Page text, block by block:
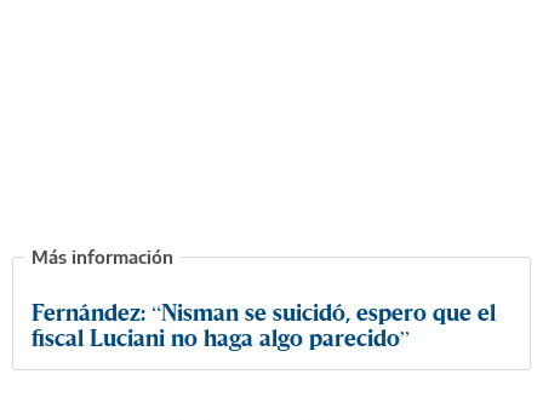
Fernández: “Nisman se suicidó, espero que el
fiscal Luciani no haga algo parecido”